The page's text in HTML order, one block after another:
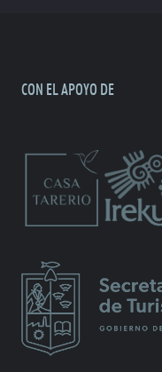
CON EL APOYO DE